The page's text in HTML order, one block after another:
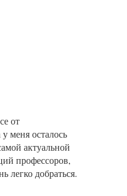
от
меня осталось
актуальной
профессоров,
легко добраться.